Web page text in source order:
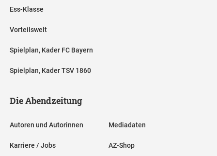
Ess-Klasse
Vorteilswelt
Spielplan, Kader FC Bayern
Spielplan, Kader TSV 1860
Die Abendzeitung
Autoren und Autorinnen
Karriere / Jobs
Mediadaten
AZ-Shop